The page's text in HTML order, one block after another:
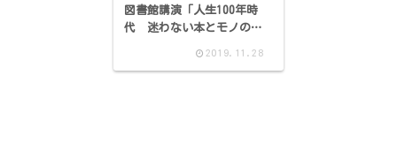
図書館講演「人生100年時
代 迷わない本とモノの整
2019.11.28